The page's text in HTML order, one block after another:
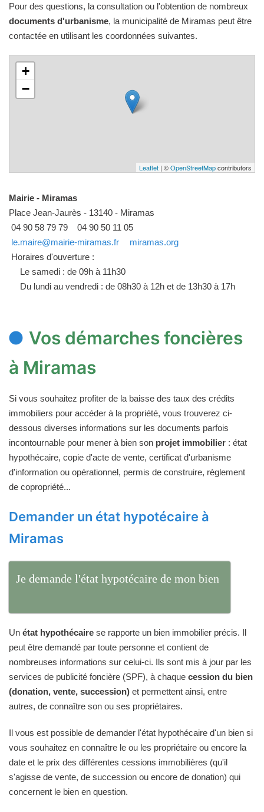
Pour des questions, la consultation ou l'obtention de nombreux
documents d'urbanisme, la municipalité de Miramas peut être
contactée en utilisant les coordonnées suivantes.
+
−
Leaflet | ©OpenStreetMapcontributors
Mairie - Miramas
Place Jean-Jaurès - 13140 - Miramas
04 90 58 79 79
04 90 50 11 05
le.maire@mairie-miramas.fr
miramas.org
Horaires d'ouverture :
Le samedi : de 09h à 11h30
Du lundi au vendredi : de 08h30 à 12h et de 13h30 à 17h
Vos démarches foncières
à Miramas
Si vous souhaitez profiter de la baisse des taux des crédits
immobiliers pour accéder à la propriété, vous trouverez ci-
dessous diverses informations sur les documents parfois
incontournable pour mener à bien son projet immobilier : état
hypothécaire, copie d'acte de vente, certificat d'urbanisme
d'information ou opérationnel, permis de construire, règlement
de copropriété...
Demander un état hypotécaire à
Miramas
Je demande l'état hypotécaire de mon bien
Un état hypothécaire se rapporte un bien immobilier précis. Il
peut être demandé par toute personne et contient de
nombreuses informations sur celui-ci. Ils sont mis à jour par les
services de publicité foncière (SPF), à chaque cession du bien
(donation, vente, succession) et permettent ainsi, entre
autres, de connaître son ou ses propriétaires.
Il vous est possible de demander l'état hypothécaire d'un bien si
vous souhaitez en connaître le ou les propriétaire ou encore la
date et le prix des différentes cessions immobilières (qu'il
s'agisse de vente, de succession ou encore de donation) qui
concernent le bien en question.